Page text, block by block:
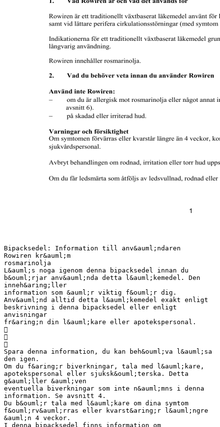
Bipacksedel: Information till anv&auml;ndaren
Rowiren kr&auml;m
rosmarinolja
L&auml;s noga igenom denna bipacksedel innan du
b&ouml;rjar anv&auml;nda detta l&auml;kemedel. Den
inneh&aring;ller
information som &auml;r viktig f&ouml;r dig.
Anv&auml;nd alltid detta l&auml;kemedel exakt enligt
beskrivning i denna bipacksedel eller enligt
anvisningar
fr&aring;n din l&auml;kare eller apotekspersonal.



Spara denna information, du kan beh&ouml;va l&auml;sa
den igen.
Om du f&aring;r biverkningar, tala med l&auml;kare,
apotekspersonal eller sjuksk&ouml;terska. Detta
g&auml;ller &auml;ven
eventuella biverkningar som inte n&auml;mns i denna
information. Se avsnitt 4.
Du b&ouml;r tala med l&auml;kare om dina symtom
f&ouml;rv&auml;rras eller kvarst&aring;r l&auml;ngre
&auml;n 4 veckor.
I denna bipacksedel finns information om